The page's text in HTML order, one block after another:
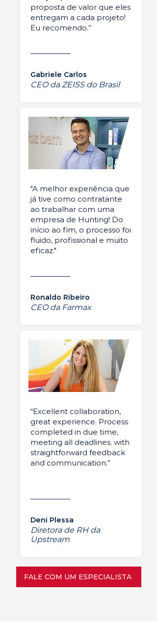
proposta de valor que eles
entregam a cada projeto!
Eu recomendo.”
Gabriele Carlos
CEO da ZEISS do Brasil
"A melhor experiência que
já tive como contratante
ao trabalhar com uma
empresa de Hunting! Do
início ao fim, o processo foi
fluido, profissional e muito
eficaz."
Ronaldo Ribeiro
CEO da Farmax
“Excellent collaboration,
great experience. Process
completed in due time,
meeting all deadlines. with
straightforward feedback
and communication.”
Deni Plessa
Diretora de RH da
Upstream
FALE COM UM ESPECIALISTA